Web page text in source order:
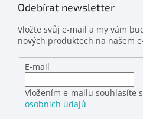
Odebírat newsletter
Vložte svůj e-mail a my vám
nových produktech na našem
E-mail
Vložením e-mailu souhlasíte s
osobních údajů